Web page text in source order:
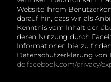
Website Ihrem
darauf hin, dass wir als
Kenntnis vom Inhalt der
deren Nutzung durch
Informationen hierzu
Datenschutzerklärung von
de.facebook.com/privacy/